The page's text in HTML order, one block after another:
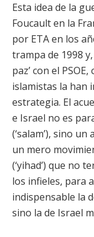
Esta idea de la
Foucault en la
por ETA en los
trampa de 1998
paz’ con el
islamistas la han
estrategia. El
e Israel no es
(‘salam’), sino un
un mero
(‘yihad’) que no
los infieles, para
indispensable la
sino la de Israel